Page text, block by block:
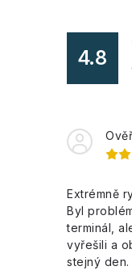
4.8
Extrémně
Byl
terminál,
vyřešili a
stejný den.